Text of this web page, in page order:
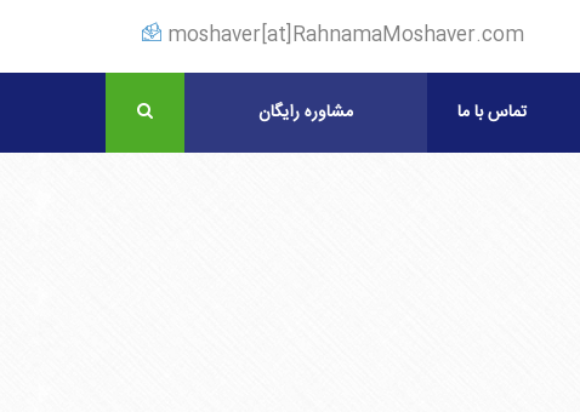
moshaver[at]RahnamaMoshaver.com
تماس با ما مشاوره رایگان